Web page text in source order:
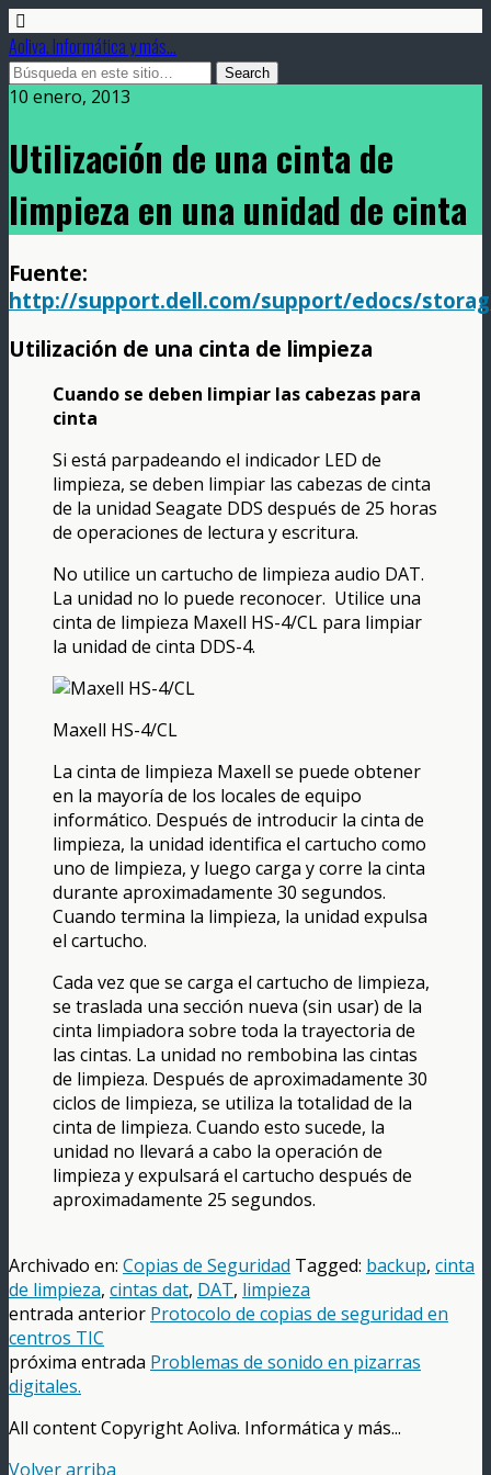
Aoliva. Informática y más...
10 enero, 2013
Utilización de una cinta de
limpieza en una unidad de cinta
Fuente:
http://support.dell.com/support/edocs/
Utilización de una cinta de limpieza
Cuando se deben limpiar las cabezas para
cinta
Si está parpadeando el indicador LED de
limpieza, se deben limpiar las cabezas de cinta
de la unidad Seagate DDS después de 25 horas
de operaciones de lectura y escritura.
No utilice un cartucho de limpieza audio DAT.
La unidad no lo puede reconocer. Utilice una
cinta de limpieza Maxell HS-4/CL para limpiar
la unidad de cinta DDS-4.
Maxell HS-4/CL
La cinta de limpieza Maxell se puede obtener
en la mayoría de los locales de equipo
informático. Después de introducir la cinta de
limpieza, la unidad identifica el cartucho como
uno de limpieza, y luego carga y corre la cinta
durante aproximadamente 30 segundos.
Cuando termina la limpieza, la unidad expulsa
el cartucho.
Cada vez que se carga el cartucho de limpieza,
se traslada una sección nueva (sin usar) de la
cinta limpiadora sobre toda la trayectoria de
las cintas. La unidad no rembobina las cintas
de limpieza. Después de aproximadamente 30
ciclos de limpieza, se utiliza la totalidad de la
cinta de limpieza. Cuando esto sucede, la
unidad no llevará a cabo la operación de
limpieza y expulsará el cartucho después de
aproximadamente 25 segundos.
Archivado en: Copias de Seguridad Tagged: backup, cinta
de limpieza, cintas dat, DAT, limpieza
entrada anterior Protocolo de copias de seguridad en
centros TIC
próxima entrada Problemas de sonido en pizarras
digitales.
All content Copyright Aoliva. Informática y más...
Volver arriba